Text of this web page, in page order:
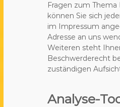
Fragen zum
können Sie sich
im Impressum
Adresse an uns
Weiteren steht
Beschwerderecht
zuständigen
Analyse-